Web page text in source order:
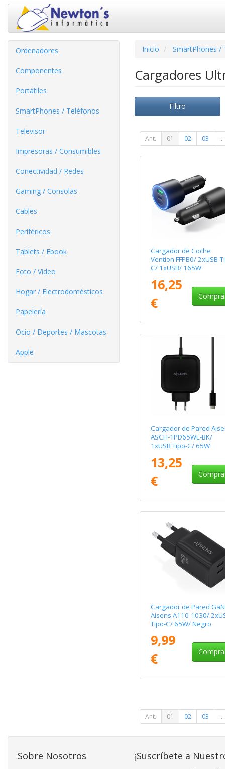
Ordenadores
Componentes
Portátiles
SmartPhones / Teléfonos
Televisor
Impresoras / Consumibles
Conectividad / Redes
Gaming / Consolas
Cables
Periféricos
Tablets / Ebook
Foto / Video
Hogar / Electrodomésticos
Papelería
Ocio / Deportes / Mascotas
Apple
Inicio SmartPhones /
Cargadores
Filtro
Ant. 01 02 03 ...
Cargador de Coche
Vention FFPB0/ 2xUSB-
C/ 1xUSB/ 165W
16,25
€
Cargador de Pared
ASCH-1PD65WL-BK/
1xUSB Tipo-C/ 65W
13,25
€
Cargador de Pared GaN
Aisens A110-1030/
Tipo-C/ 65W/ Negro
9,99
€
Ant. 01 02 03 ...
Sobre Nosotros ¡Suscríbete a